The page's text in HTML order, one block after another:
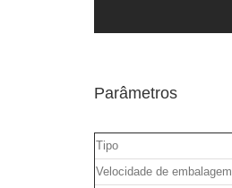
Parâmetros
Tipo
Velocidade de embalagem